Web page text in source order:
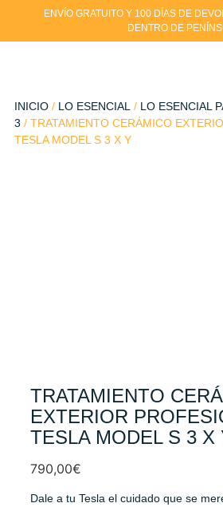
ENVÍO GRATUITO Y 100 DÍAS DE
DENTRO DE
INICIO/ LO ESENCIAL/ LO ESENCIAL
3 / TRATAMIENTO CERÁMICO
TESLA MODEL S 3 X Y
TRATAMIENTO
EXTERIOR
TESLA MODEL S 3 X
790,00€
Dale a tu Tesla el cuidado que se